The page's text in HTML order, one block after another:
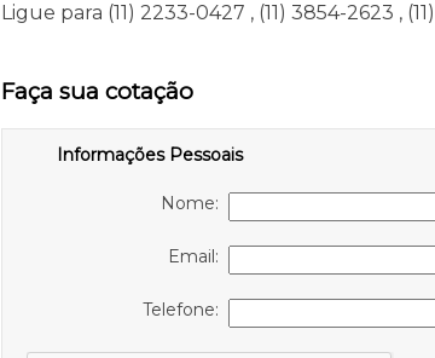
Ligue para (11) 2233-0427 , (11) 3854-2623 ,
Faça sua cotação
Informações Pessoais
Nome:
Email:
Telefone: